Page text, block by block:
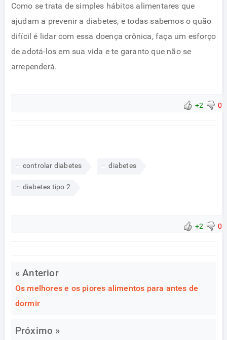
Como se trata de simples hábitos alimentares que
ajudam a prevenir a diabetes, e todas sabemos o quão
difícil é lidar com essa doença crônica, faça um esforço
de adotá-los em sua vida e te garanto que não se
arrependerá.
+2 0
controlar diabetes diabetes
diabetes tipo 2
+2 0
« Anterior
Os melhores e os piores alimentos para antes de
dormir
Próximo »